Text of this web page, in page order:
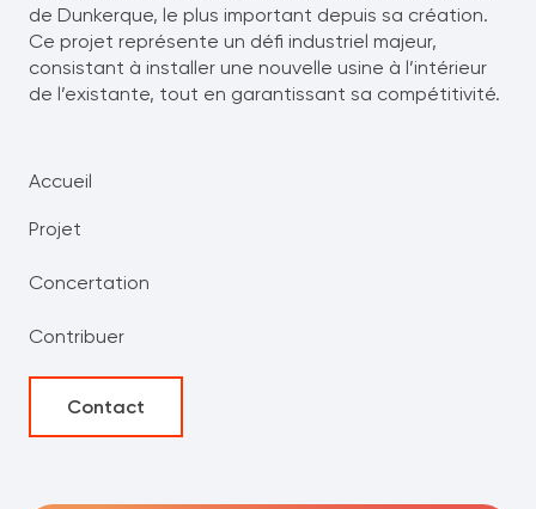
de Dunkerque, le plus important depuis sa création.
Ce projet représente un défi industriel majeur,
consistant à installer une nouvelle usine à l’intérieur
de l’existante, tout en garantissant sa compétitivité.
Accueil
Projet
Concertation
Contribuer
Contact